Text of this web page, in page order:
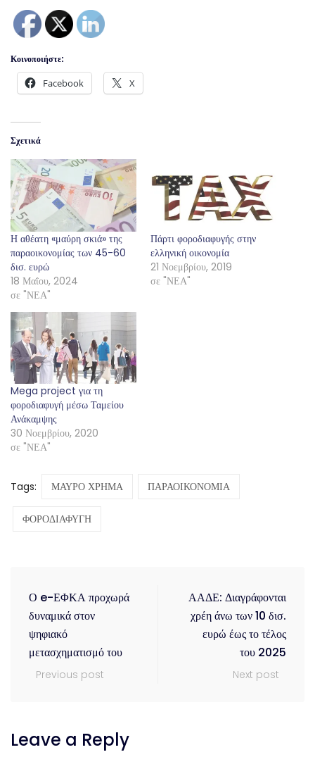
Κοινοποιήστε:
Facebook X
Σχετικά
Η αθέατη «μαύρη σκιά» της
παραοικονομίας των 45-60
δισ. ευρώ
18 Μαΐου, 2024
σε "ΝΕΑ"
Πάρτι φοροδιαφυγής στην
ελληνική οικονομία
21 Νοεμβρίου, 2019
σε "ΝΕΑ"
Mega project για τη
φοροδιαφυγή μέσω Ταμείου
Ανάκαμψης
30 Νοεμβρίου, 2020
σε "ΝΕΑ"
Tags: ΜΑΥΡΟ ΧΡΗΜΑ ΠΑΡΑΟΙΚΟΝΟΜΙΑ
ΦΟΡΟΔΙΑΦΥΓΗ
Ο e-ΕΦΚΑ προχωρά
δυναμικά στον
ψηφιακό
μετασχηματισμό του
Previous post
ΑΑΔΕ: Διαγράφονται
χρέη άνω των 10 δισ.
ευρώ έως το τέλος
του 2025
Next post
Leave a Reply